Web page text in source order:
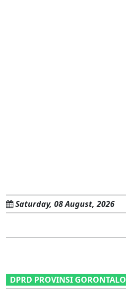
Saturday, 08 August, 2026
DPRD PROVINSI GORONTALO